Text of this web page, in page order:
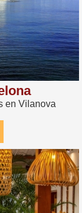
en Vilanova